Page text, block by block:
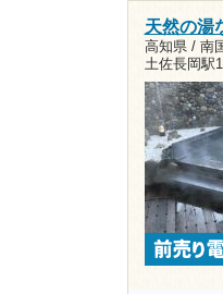
天然の湯
高知県 / 南
土佐長岡駅